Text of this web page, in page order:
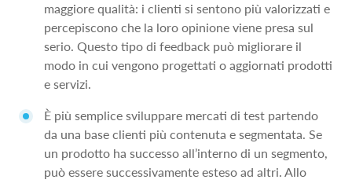
maggiore qualità: i clienti si sentono più valorizzati e
percepiscono che la loro opinione viene presa sul
serio. Questo tipo di feedback può migliorare il
modo in cui vengono progettati o aggiornati prodotti
e servizi.
È più semplice sviluppare mercati di test partendo
da una base clienti più contenuta e segmentata. Se
un prodotto ha successo all’interno di un segmento,
può essere successivamente esteso ad altri. Allo